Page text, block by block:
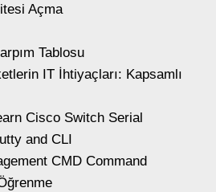
Açma
Tablosu
IT İhtiyaçları: Kapsamlı
Cisco Switch Serial
and CLI
CMD Command